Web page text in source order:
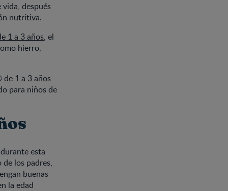
después
nutritiva.
1 a 3 años, el
hierro,
1 a 3 años
para niños de
esta
los padres,
buenas
la edad